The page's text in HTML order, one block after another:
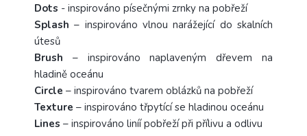
Dots - inspirováno písečnými zrnky na pobřeží
Splash – inspirováno vlnou narážející do skalních
útesů
Brush – inspirováno naplaveným dřevem na
hladině oceánu
Circle – inspirováno tvarem oblázků na pobřeží
Texture – inspirováno třpytící se hladinou oceánu
Lines – inspirováno liníí pobřeží při přílivu a odlivu